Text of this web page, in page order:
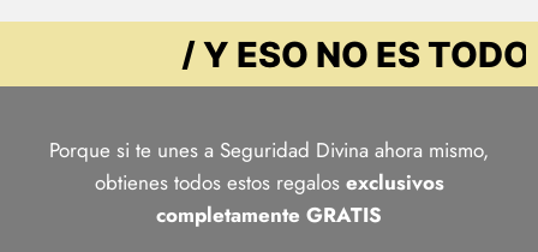
/ Y ESO NO ES TODO... / Y
Porque si te unes a Seguridad Divina ahora mismo,
obtienes todos estos regalos exclusivos
completamente GRATIS